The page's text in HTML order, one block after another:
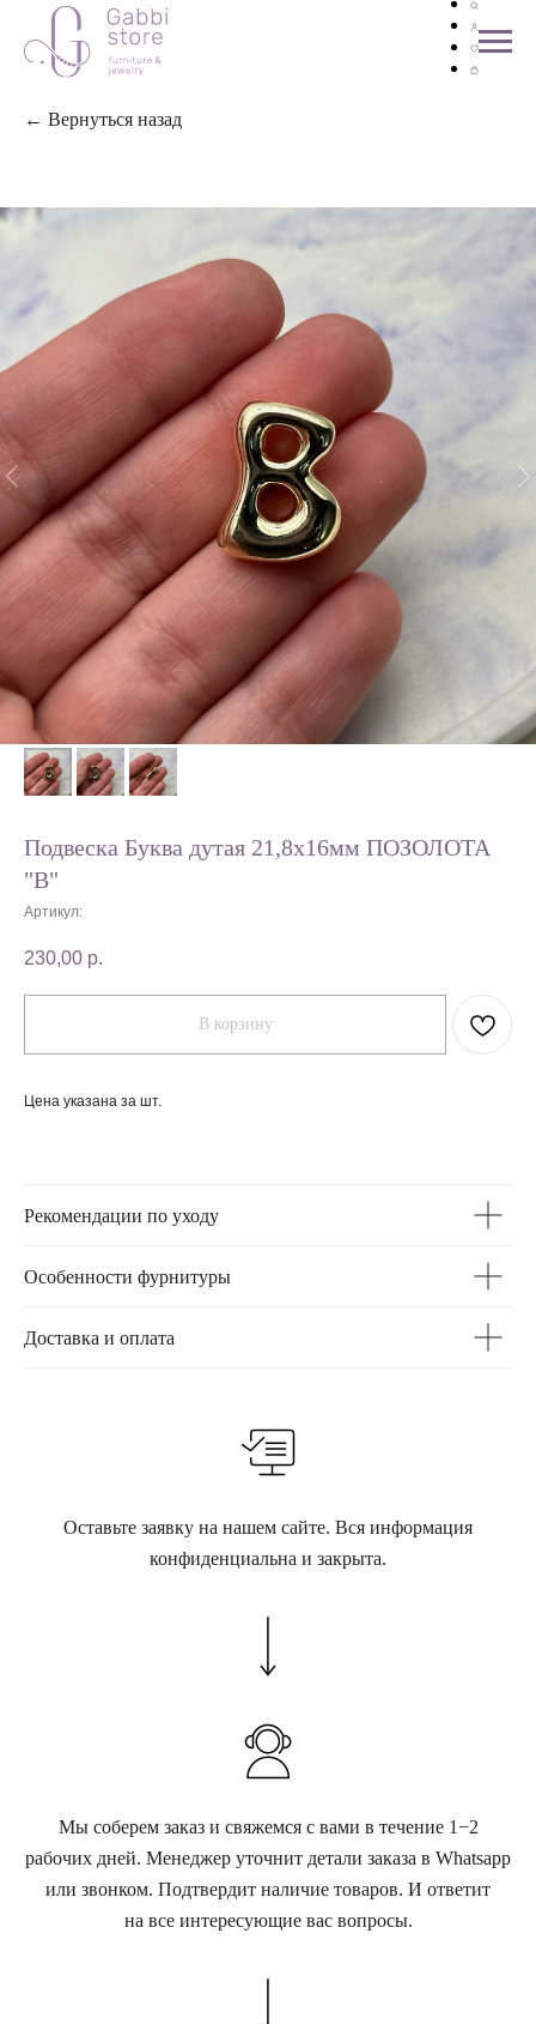
← Вернуться назад
Подвеска Буква дутая 21,8х16мм ПОЗОЛОТА
"B"
Артикул:
230,00 р.
В корзину
Цена указана за шт.
Рекомендации по уходу
Особенности фурнитуры
Доставка и оплата
Оставьте заявку на нашем сайте. Вся информация
конфиденциальна и закрыта.
Мы соберем заказ и свяжемся с вами в течение 1−2
рабочих дней. Менеджер уточнит детали заказа в Whatsapp
или звонком. Подтвердит наличие товаров. И ответит
на все интересующие вас вопросы.